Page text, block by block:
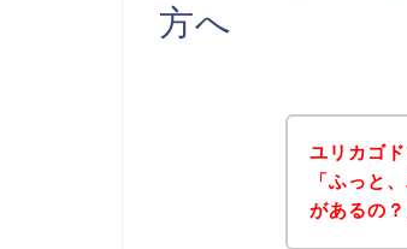
方へ
ユリカゴ
「ふっと
があるの